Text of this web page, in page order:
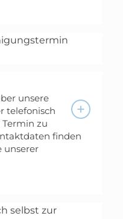
unsere
telefonisch
zu
finden
unserer
selbst zur